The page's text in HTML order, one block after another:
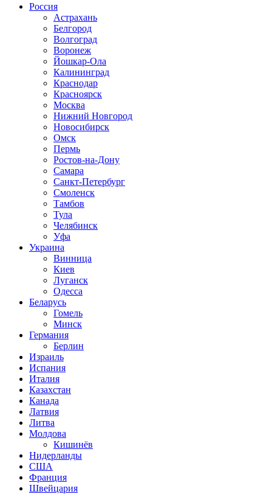
Россия
Астрахань
Белгород
Волгоград
Воронеж
Йошкар-Ола
Калининград
Краснодар
Красноярск
Москва
Нижний Новгород
Новосибирск
Омск
Пермь
Ростов-на-Дону
Самара
Санкт-Петербург
Смоленск
Тамбов
Тула
Челябинск
Уфа
Украина
Винница
Киев
Луганск
Одесса
Беларусь
Гомель
Минск
Германия
Берлин
Израиль
Испания
Италия
Казахстан
Канада
Латвия
Литва
Молдова
Кишинёв
Нидерланды
США
Франция
Швейцария